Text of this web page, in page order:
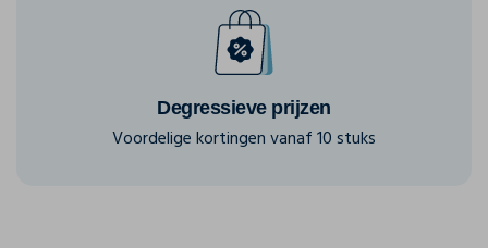
Degressieve prijzen
Voordelige kortingen vanaf 10 stuks